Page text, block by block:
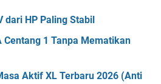
dari HP Paling Stabil
Centang 1 Tanpa Mematikan
Aktif XL Terbaru 2026 (Anti